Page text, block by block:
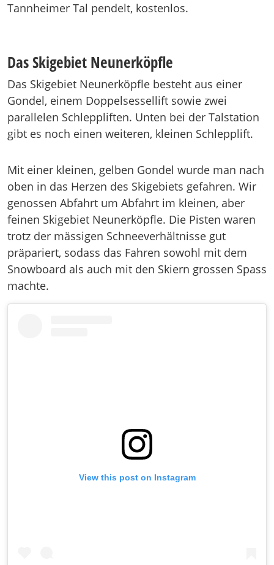
Tannheimer Tal pendelt, kostenlos.
Das Skigebiet Neunerköpfle
Das Skigebiet Neunerköpfle besteht aus einer
Gondel, einem Doppelsessellift sowie zwei
parallelen Schleppliften. Unten bei der Talstation
gibt es noch einen weiteren, kleinen Schlepplift.
Mit einer kleinen, gelben Gondel wurde man nach
oben in das Herzen des Skigebiets gefahren. Wir
genossen Abfahrt um Abfahrt im kleinen, aber
feinen Skigebiet Neunerköpfle. Die Pisten waren
trotz der mässigen Schneeverhältnisse gut
präpariert, sodass das Fahren sowohl mit dem
Snowboard als auch mit den Skiern grossen Spass
machte.
View this post on Instagram